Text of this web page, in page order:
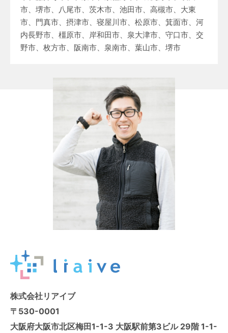
市、堺市、八尾市、茨木市、池田市、高槻市、大東
市、門真市、摂津市、寝屋川市、松原市、箕面市、河
内長野市、橿原市、岸和田市、泉大津市、守口市、交
野市、枚方市、阪南市、泉南市、葉山市、堺市
株式会社リアイブ
〒530-0001
大阪府大阪市北区梅田1-1-3 大阪駅前第3ビル 29階 1-1-